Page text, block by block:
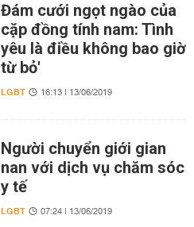
Đám cưới ngọt ngào của
cặp đồng tính nam: Tình
yêu là điều không bao giờ
từ bỏ'
LGBT 16:13 | 13/06/2019
Người chuyển giới gian
nan với dịch vụ chăm sóc
y tế
LGBT 07:24 | 13/06/2019